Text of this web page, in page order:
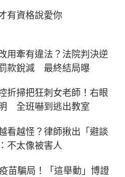
有資格說愛你
用牽有違法？法院判決逆
款銳減 最終結局曝
折掃把狂刺女老師！右眼
全班嚇到逃出教室
看越怪？律師揪出「避談
不太像被害人
苗騙局！「這舉動」博證